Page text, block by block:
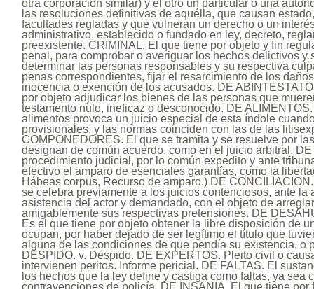
otra corporación similar) y el otro un particular o una
las resoluciones definitivas de aquélla, que causan
facultades regladas y que vulneran un derecho o un
administrativo, establecido o fundado en ley, decreto,
preexistente. CRIMINAL. El que tiene por objeto y fin
penal, para comprobar o averiguar los hechos delictivos y
determinar las personas responsables y su respectiva
penas correspondientes, fijar el resarcimiento de los
inocencia o exención de los acusados. DE
por objeto adjudicar los bienes de las personas que
testamento nulo, ineficaz o desconocido. DE
alimentos provoca un juicio especial de esta índole
provisionales, y las normas coinciden con las de las
COMPONEDORES. El que se tramita y se resuelve por
designan de común acuerdo, como en el juicio arbitral.
procedimiento judicial, por lo común expedito y ante
efectivo el amparo de esenciales garantías, como la
Hábeas corpus, Recurso de amparo.) DE
se celebra previamente a los juicios contenciosos, ante la
asistencia del actor y demandado, con el objeto de
amigablemente sus respectivas pretensiones. DE
Es el que tiene por objeto obtener la libre disposición de
ocupan, por haber dejado de ser legítimo el título que
alguna de las condiciones de que pendía su existencia, o
DESPIDO. v. Despido. DE EXPERTOS. Pleito civil o
intervienen peritos. Informe pericial. DE FALTAS. El
los hechos que la ley define y castiga como faltas, ya sea
contravenciones de policía. DE INSANIA. El que tiene